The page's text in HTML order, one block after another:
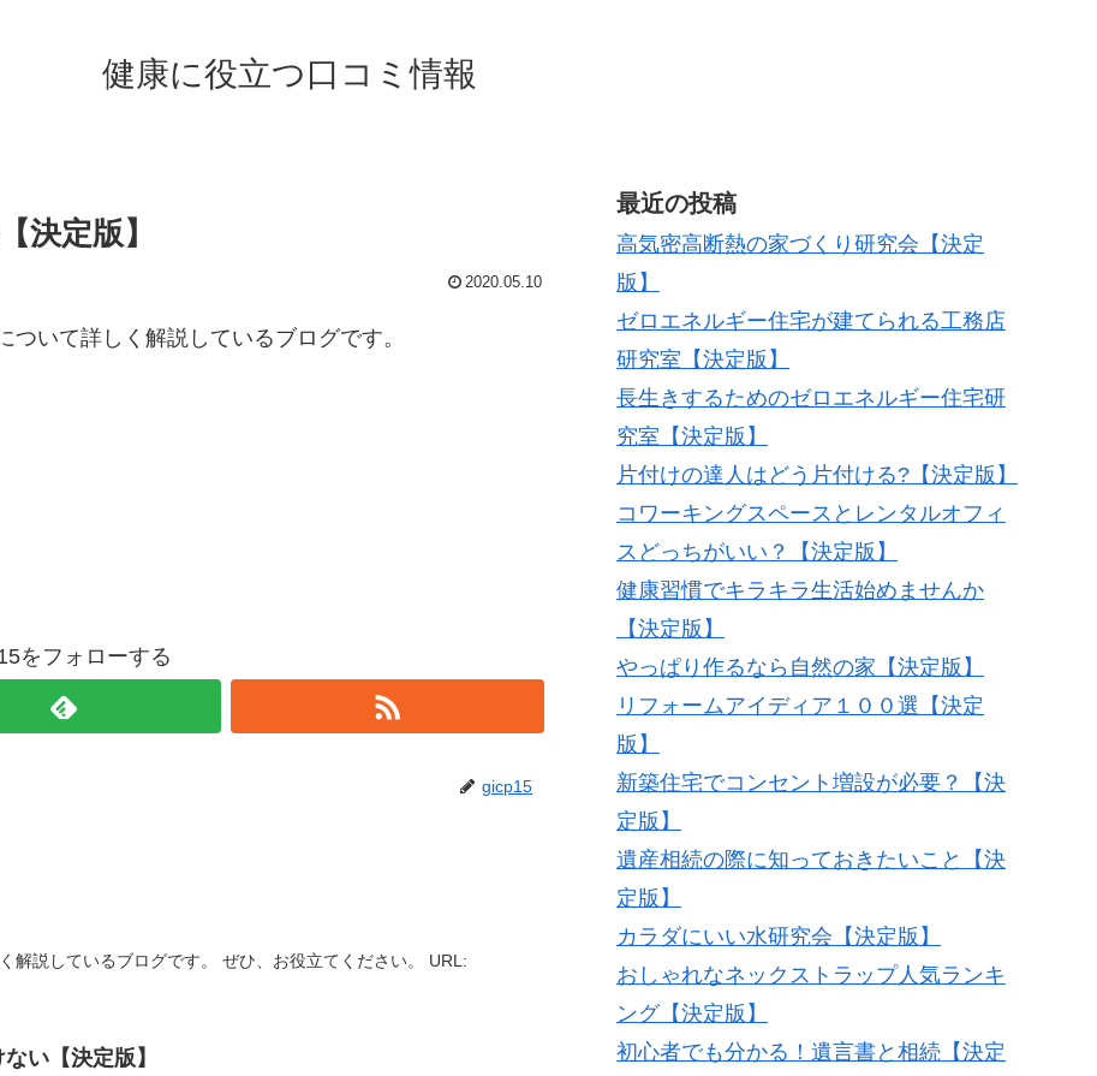
健康に役立つ口コミ情報
決定版】
2020.05.10
ついて詳しく解説しているブログです。
をフォローする
gicp15
解説しているブログです。 ぜひ、お役立てください。 URL:
い【決定版】
最近の投稿
高気密高断熱の家づくり研究会【決定
版】
ゼロエネルギー住宅が建てられる工務店
研究室【決定版】
長生きするためのゼロエネルギー住宅研
究室【決定版】
片付けの達人はどう片付ける?【決定版】
コワーキングスペースとレンタルオフィ
スどっちがいい？【決定版】
健康習慣でキラキラ生活始めませんか
【決定版】
やっぱり作るなら自然の家【決定版】
リフォームアイディア１００選【決定
版】
新築住宅でコンセント増設が必要？【決
定版】
遺産相続の際に知っておきたいこと【決
定版】
カラダにいい水研究会【決定版】
おしゃれなネックストラップ人気ランキ
ング【決定版】
初心者でも分かる！遺言書と相続【決定